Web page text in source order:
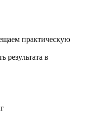
практическую
результата в